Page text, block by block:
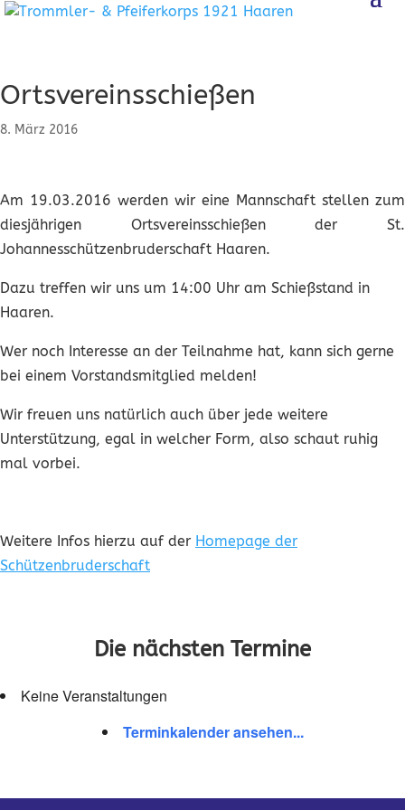
Ortsvereinsschießen
8. März 2016
Am 19.03.2016 werden wir eine Mannschaft stellen zum
diesjährigen Ortsvereinsschießen der St.
Johannesschützenbruderschaft Haaren.
Dazu treffen wir uns um 14:00 Uhr am Schießstand in
Haaren.
Wer noch Interesse an der Teilnahme hat, kann sich gerne
bei einem Vorstandsmitglied melden!
Wir freuen uns natürlich auch über jede weitere
Unterstützung, egal in welcher Form, also schaut ruhig
mal vorbei.
Weitere Infos hierzu auf der Homepage der
Schützenbruderschaft
Die nächsten Termine
Keine Veranstaltungen
Terminkalender ansehen...